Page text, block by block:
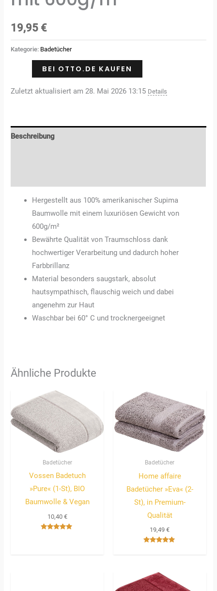
19,95 €
Kategorie: Badetücher
BEI OTTO.DE KAUFEN
Zuletzt aktualisiert am 28. Mai 2026 13:15 Details
Beschreibung
Hergestellt aus 100% amerikanischer Supima
Baumwolle mit einem luxuriösen Gewicht von
600g/m²
Bewährte Qualität von Traumschloss dank
hochwertiger Verarbeitung und dadurch hoher
Farbbrillanz
Material besonders saugstark, absolut
hautsympathisch, flauschig weich und dabei
angenehm zur Haut
Waschbar bei 60° C und trocknergeeignet
Ähnliche Produkte
Badetücher
Vossen Badetuch
»Pure« (1-St), BIO
Baumwolle & Vegan
10,40 €
Badetücher
Home affaire
Badetücher »Eva« (2-
St), in Premium-
Qualität
19,49€